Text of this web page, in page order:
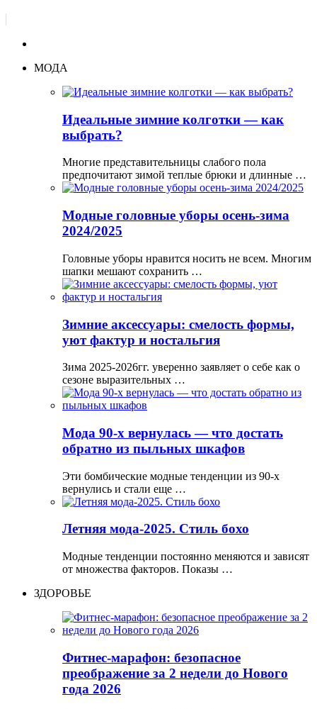
МОДА
Идеальные зимние колготки — как
выбрать?
Многие представительницы слабого пола
предпочитают зимой теплые брюки и длинные …
Модные головные уборы осень-зима
2024/2025
Головные уборы нравится носить не всем. Многим
шапки мешают сохранить …
Зимние аксессуары: смелость формы,
уют фактур и ностальгия
Зима 2025-2026гг. уверенно заявляет о себе как о
сезоне выразительных …
Мода 90-х вернулась — что достать
обратно из пыльных шкафов
Эти бомбические модные тенденции из 90-х
вернулись и стали еще …
Летняя мода-2025. Стиль бохо
Модные тенденции постоянно меняются и зависят
от множества факторов. Показы …
ЗДОРОВЬЕ
Фитнес-марафон: безопасное
преображение за 2 недели до Нового
года 2026